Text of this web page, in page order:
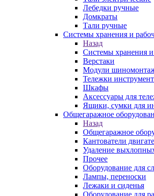
Лебедки ручные
Домкраты
Тали ручные
Системы хранения и
Назад
Системы хранения и
Верстаки
Модули
Тележки
Шкафы
Аксессуары для
Ящики, сумки для
Общегаражное
Назад
Общегаражное
Кантователи
Удаление
Прочее
Оборудование для
Лампы, переноски
Лежаки и сиденья
Оборудование для